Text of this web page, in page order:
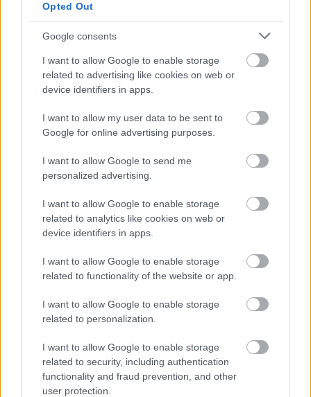
Opted Out
Google consents
I want to allow Google to enable storage
related to advertising like cookies on web or
device identifiers in apps.
I want to allow my user data to be sent to
Google for online advertising purposes.
I want to allow Google to send me
personalized advertising.
I want to allow Google to enable storage
related to analytics like cookies on web or
device identifiers in apps.
I want to allow Google to enable storage
related to functionality of the website or app.
I want to allow Google to enable storage
related to personalization.
I want to allow Google to enable storage
related to security, including authentication
functionality and fraud prevention, and other
user protection.
lépcsősorokkal keretezett, geometrizáló
asztalkompozíció húzódik.